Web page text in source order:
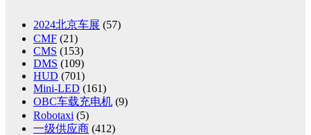
2024北京车展 (57)
CMF (21)
CMS (153)
DMS (109)
HUD (701)
Mini-LED (161)
OBC车载充电机 (9)
Robotaxi (5)
一级供应商 (412)